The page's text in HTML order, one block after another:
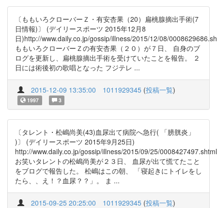
〔ももいろクローバーＺ・有安杏果（20）扁桃腺摘出手術(7
日情報)〕 (デイリースポーツ 2015年12月8
日)http://www.daily.co.jp/gossip/illness/2015/12/08/
ももいろクローバーＺの有安杏果（２０）が７日、 自身のブ
ログを更新し、扁桃腺摘出手術を受けていたことを報告。 ２
日には術後初の歌唱となった フジテレ ...
2015-12-09 13:35:00 1011929345 (投稿一覧)
1997 3
〔タレント・松嶋尚美(43)血尿出て病院へ急行( 「膀胱炎」
)〕 (デイリースポーツ 2015年9月25日)
http://www.daily.co.jp/gossip/illness/2015/09/25/0008427497.shtml
お笑いタレントの松嶋尚美が２３日、 血尿が出て慌てたこと
をブログで報告した。 松嶋はこの朝、 「寝起きにトイレをし
たら、、え！？血尿？？」。 ま ...
2015-09-25 20:25:00 1011929345 (投稿一覧)